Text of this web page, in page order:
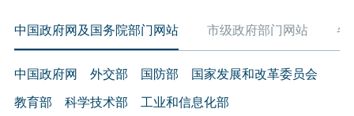
中国政府网及国务院部门网站 市级政府部门网站 各
中国政府网 外交部 国防部 国家发展和改革委员会
教育部 科学技术部 工业和信息化部